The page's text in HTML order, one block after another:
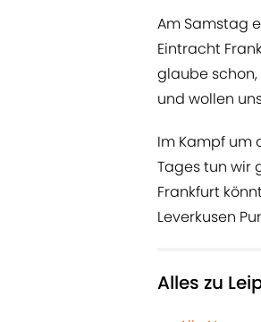
Am Samstag
Eintracht
glaube
und wollen
Im Kampf um
Tages tun wir
Frankfurt
Leverkusen
Alles zu